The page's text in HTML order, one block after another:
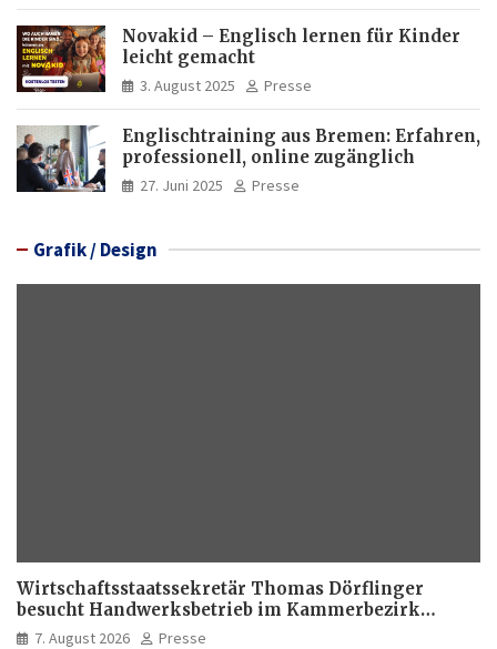
Novakid – Englisch lernen für Kinder
leicht gemacht
3. August 2025 Presse
Englischtraining aus Bremen: Erfahren,
professionell, online zugänglich
27. Juni 2025 Presse
Grafik / Design
Wirtschaftsstaatssekretär Thomas Dörflinger
besucht Handwerksbetrieb im Kammerbezirk
Freiburg
7. August 2026
Presse